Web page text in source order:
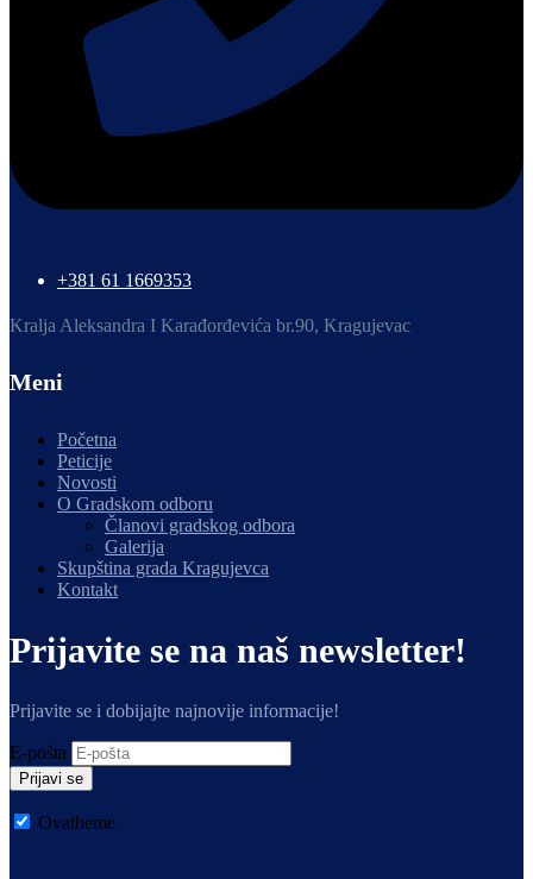
+381 61 1669353
Kralja Aleksandra I Karađorđevića br.90, Kragujevac
Meni
Početna
Peticije
Novosti
O Gradskom odboru
Članovi gradskog odbora
Galerija
Skupština grada Kragujevca
Kontakt
Prijavite se na naš newsletter!
Prijavite se i dobijajte najnovije informacije!
E-pošta
Prijavi se
Ovatheme